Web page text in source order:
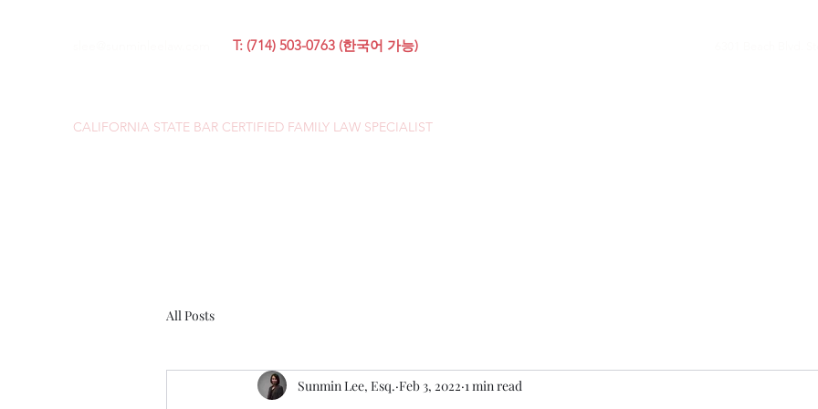
T: (714) 503-0763 (한국어 가능)
CALIFORNIA STATE BAR CERTIFIED FAMILY LAW SPECIALIST
All Posts
Sunmin Lee, Esq. Feb 3, 2022 1 min read